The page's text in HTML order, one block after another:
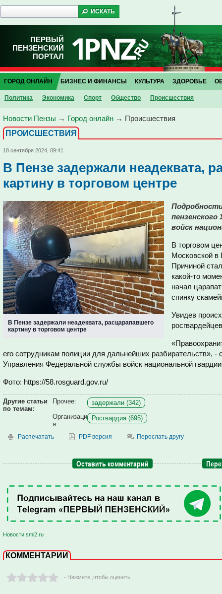
ПЕРВЫЙ
ПЕНЗЕНСКИЙ
ПОРТАЛ
ГОРОД ОНЛАЙН
Политика Экономика Спорт Общество Проиcшествия
БИЗНЕС И ФИНАНСЫ КУЛЬТУРА ЗДОРОВЬЕ
Новости Пензы → Город онлайн → Проиcшествия
ПРОИCШЕСТВИЯ
18 сентября 2024, 09:41
В Пензе задержали неадеквата,
картину в торговом центре
В Пензе задержали неадеквата, расцарапавшего
картину в торговом центре
Подробности
войск
В торговом
Московской в
Причиной
какой-то
начал
спинку
Увидев
его сотрудникам полиции для дальнейших разбирательств», -
Управления Федеральной службы войск национальной
Фото: https://58.rosguard.gov.ru/
Другие статьи
по темам:
Прочее:
задержали (342)
Организаци
я:
Росгвардия (695)
Распечатать PDF версия Переслать другу
Оставить комментарий
Новости smi2.ru
КОММЕНТАРИИ
- Нажмите ,чтобы оценить